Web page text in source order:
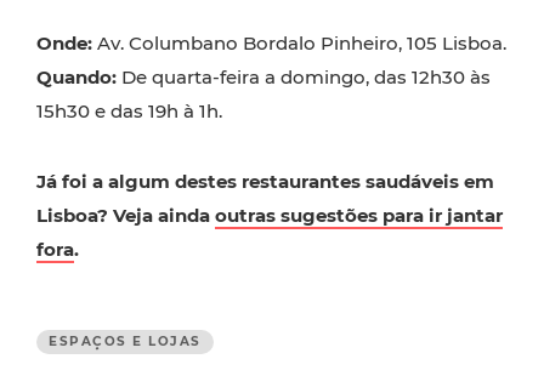
Onde: Av. Columbano Bordalo Pinheiro, 105 Lisboa.
Quando: De quarta-feira a domingo, das 12h30 às
15h30 e das 19h à 1h.
Já foi a algum destes restaurantes saudáveis em
Lisboa? Veja ainda outras sugestões para ir jantar
fora.
ESPAÇOS E LOJAS